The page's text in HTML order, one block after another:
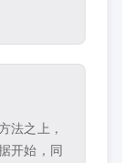
法之上，
开始，同